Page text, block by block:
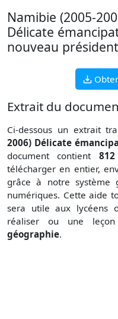
Namibie (2005-
Délicate
nouveau président
Extrait du
Ci-dessous un extrait
2006) Délicate
document contient 812
télécharger en entier,
grâce à notre
numériques. Cette aide
sera utile aux lycéens
réaliser ou une
géographie.